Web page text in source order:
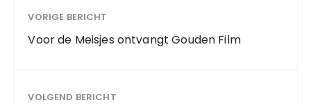
VORIGE BERICHT
Voor de Meisjes ontvangt Gouden Film
VOLGEND BERICHT